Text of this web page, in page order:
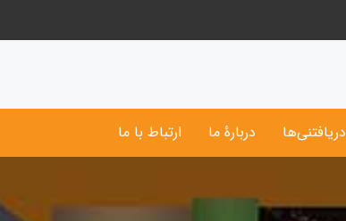
دریافتنی‌ها دربارۀ ما ارتباط با ما